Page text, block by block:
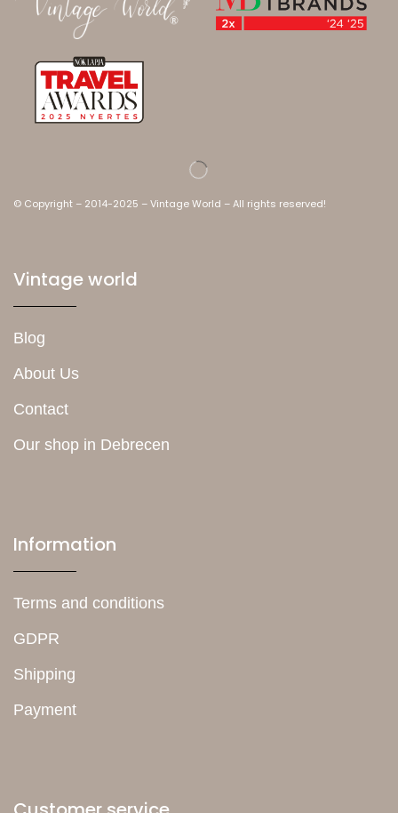
© Copyright – 2014-2025 – Vintage World – All rights reserved!
Vintage world
Blog
About Us
Contact
Our shop in Debrecen
Information
Terms and conditions
GDPR
Shipping
Payment